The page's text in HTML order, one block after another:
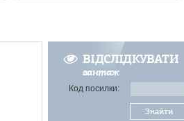
ВІДСЛІДКУВАТИ
вантаж
Код посилки:
Знайти